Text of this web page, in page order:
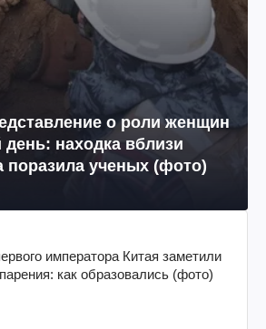
о роли женщин
находка вблизи
поразила ученых (фото)
императора Китая заметили
как образовались (фото)